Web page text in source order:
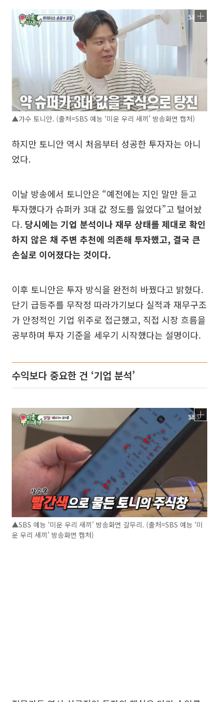
▲가수 토니안. (출처=SBS 예능 ‘미운 우리 새끼’ 방송화면 캡처)
하지만 토니안 역시 처음부터 성공한 투자자는 아니
었다.
이날 방송에서 토니안은 “예전에는 지인 말만 듣고
투자했다가 슈퍼카 3대 값 정도를 잃었다”고 털어놨
다. 당시에는 기업 분석이나 재무 상태를 제대로 확인
하지 않은 채 주변 추천에 의존해 투자했고, 결국 큰
손실로 이어졌다는 것이다.
이후 토니안은 투자 방식을 완전히 바꿨다고 밝혔다.
단기 급등주를 무작정 따라가기보다 실적과 재무구조
가 안정적인 기업 위주로 접근했고, 직접 시장 흐름을
공부하며 투자 기준을 세우기 시작했다는 설명이다.
수익보다 중요한 건 ‘기업 분석’
▲SBS 예능 ‘미운 우리 새끼’ 방송화면 갈무리. (출처=SBS 예능 ‘미
운 우리 새끼’ 방송화면 캡처)